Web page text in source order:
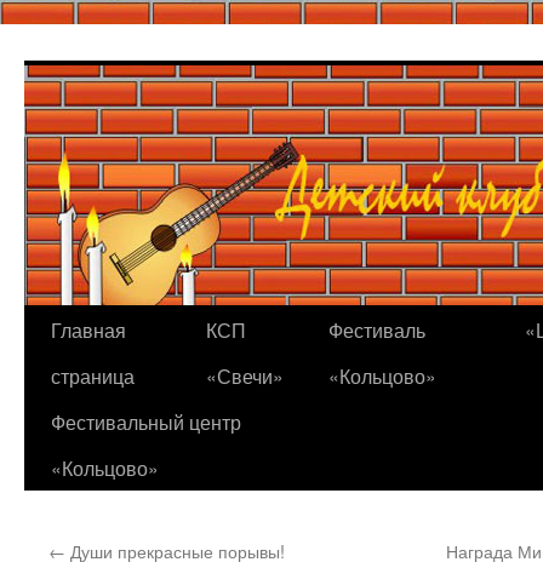
содержимому
Главная
страница
КСП
«Свечи»
Фестиваль
«Кольцово»
Фестивальный центр
«Кольцово»
← Души прекрасные порывы! Награда